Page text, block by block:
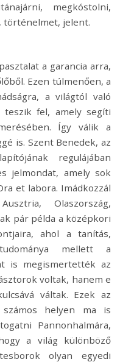
megkóstolni,
történelmet, jelent.
a garancia arra,
Ezen túlmenően, a
a világtól való
teszik fel, amely segíti
Így válik a
is. Szent Benedek, az
regulájában
jelmondat, amely sok
et labora. Imádkozzál
Olaszország,
pár példa a középkori
ahol a tanítás,
mellett a
is megismertették az
voltak, hanem e
váltak. Ezek az
helyen ma is
Pannonhalmára,
a világ különböző
olyan egyedi